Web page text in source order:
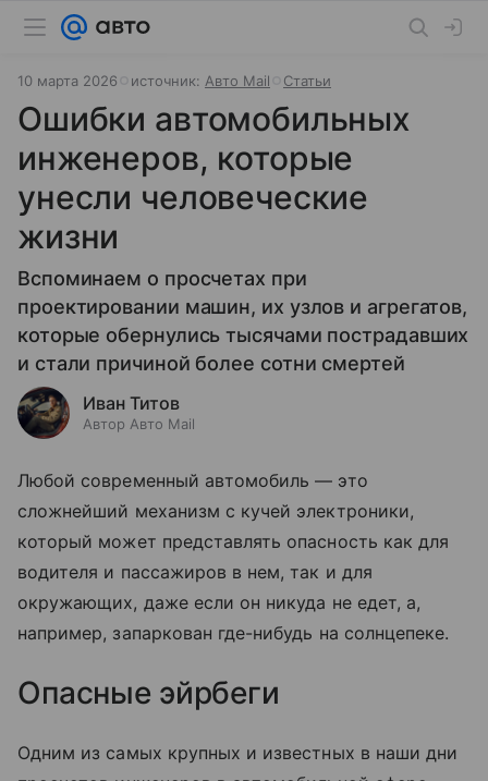
10 марта 2026 источник: Авто Mail Статьи
Ошибки автомобильных
инженеров, которые
унесли человеческие
жизни
Вспоминаем о просчетах при
проектировании машин, их узлов и агрегатов,
которые обернулись тысячами пострадавших
и стали причиной более сотни смертей
Иван Титов
Автор Авто Mail
Любой современный автомобиль — это
сложнейший механизм с кучей электроники,
который может представлять опасность как для
водителя и пассажиров в нем, так и для
окружающих, даже если он никуда не едет, а,
например, запаркован где-нибудь на солнцепеке.
Опасные эйрбеги
Одним из самых крупных и известных в наши дни